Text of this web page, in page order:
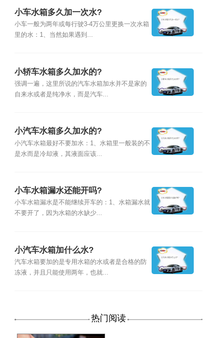
小车水箱多久加一次水?
小车一般为两年或每行驶3-4万公里更换一次水箱
里的水：1、当然如果遇到...
小轿车水箱多久加水的?
强调一遍，这里所说的汽车水箱加水并不是家的
自来水或者是纯净水，而是汽车...
小汽车水箱多久加水的?
小汽车水箱最好不要加水：1、水箱里一般装的不
是水而是冷却液，其液面应该...
小车水箱漏水还能开吗?
小车水箱漏水是不能继续开车的：1、水箱漏水就
不要开了，因为水箱的水缺少...
小汽车水箱加什么水?
汽车水箱要加的是专用水箱的水或者是合格的防
冻液，并且只能使用两年，也就...
热门阅读